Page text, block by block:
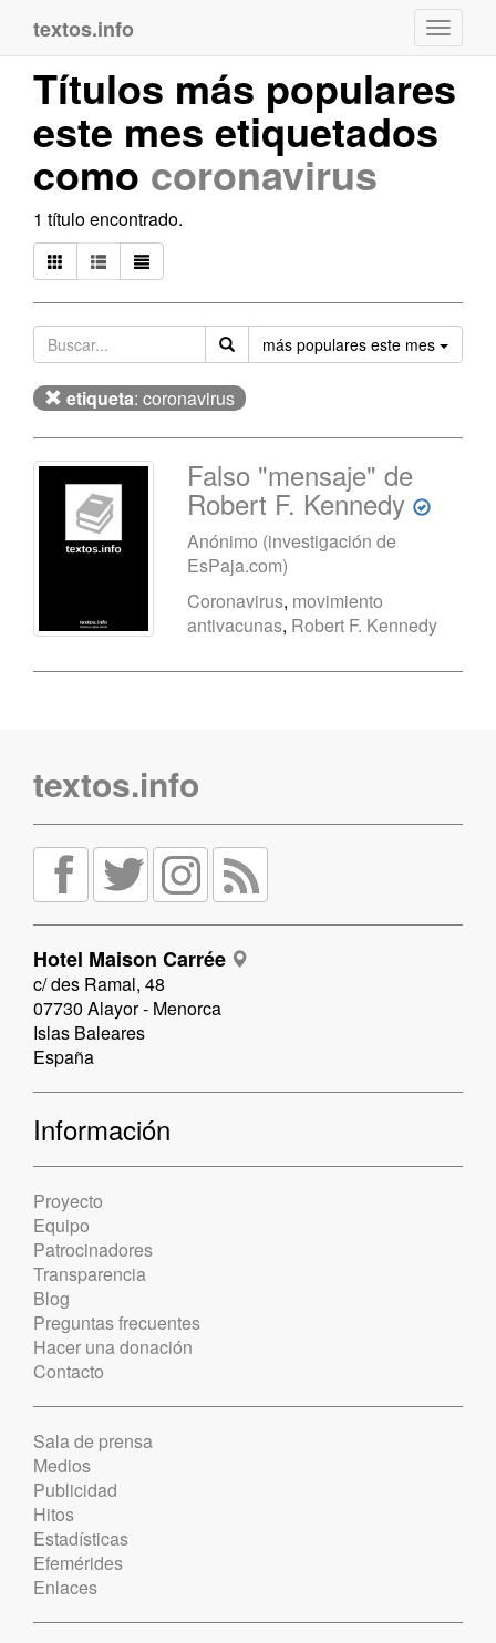
textos.info
Títulos más populares
este mes etiquetados
como coronavirus
1 título encontrado.
más populares este mes
etiqueta: coronavirus
Falso "mensaje" de
Robert F. Kennedy
Anónimo (investigación de
EsPaja.com)
Coronavirus, movimiento
antivacunas, Robert F. Kennedy
textos.info
Hotel Maison Carrée
c/ des Ramal, 48
07730 Alayor - Menorca
Islas Baleares
España
Información
Proyecto
Equipo
Patrocinadores
Transparencia
Blog
Preguntas frecuentes
Hacer una donación
Contacto
Sala de prensa
Medios
Publicidad
Hitos
Estadísticas
Efemérides
Enlaces